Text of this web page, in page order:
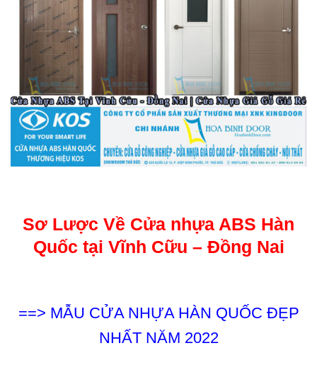
Sơ Lược Về Cửa nhựa ABS Hàn
Quốc tại Vĩnh Cữu – Đồng Nai
==> MẪU CỬA NHỰA HÀN QUỐC ĐẸP
NHẤT NĂM 2022